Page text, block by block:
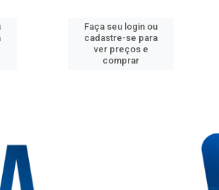
Faça seu login ou
cadastre-se para
ver preços e
comprar